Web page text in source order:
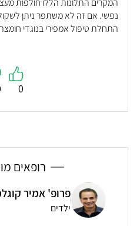
המקרים התלונות הללו חולפות
נפשי. אם זה לא משתפר ניתן לשקול
התחלת טיפול אמפירי בנוגדי
0
רופאים
פרופ' אמיר
ילדים